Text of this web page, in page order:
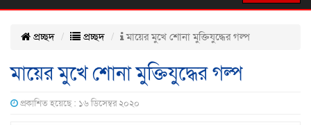
প্রচ্ছদ প্রচ্ছদ মায়ের মুখে শোনা মুক্তিযুদ্ধের গল্প
মায়ের মুখে শোনা মুক্তিযুদ্ধের গল্প
প্রকাশিত হয়েছে : ১৬ ডিসেম্বর ২০২০